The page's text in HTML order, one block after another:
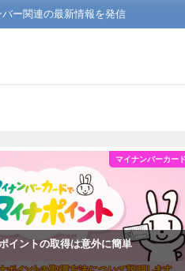
バー関連の最新情報を発信
マイナンバーカード
イントの取得は意外に簡単